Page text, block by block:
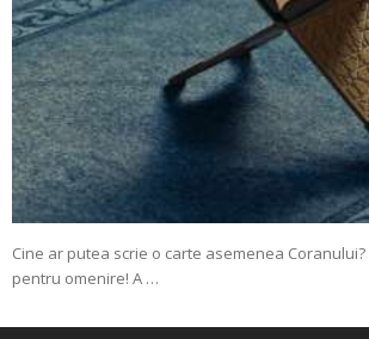
Cine ar putea scrie o carte asemenea
pentru omenire! A …